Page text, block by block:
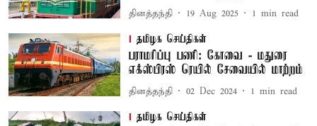
தினத்தந்தி 19 Aug 2025 1 min read
தமிழக செய்திகள்
பராமரிப்பு பணி: கோவை - மதுரை
எக்ஸ்பிரஸ் ரெயில் சேவையில் மாற்றம்
தினத்தந்தி 02 Dec 2024 1 min read
தமிழக செய்திகள்